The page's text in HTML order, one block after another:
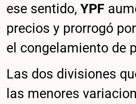
ese sentido,YPF
precios y prorrogó
el congelamiento de
Las dos divisiones
las menores